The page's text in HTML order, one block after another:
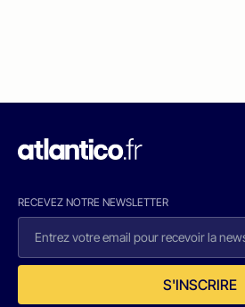
RECEVEZ NOTRE NEWSLETTER
S'INSCRIRE